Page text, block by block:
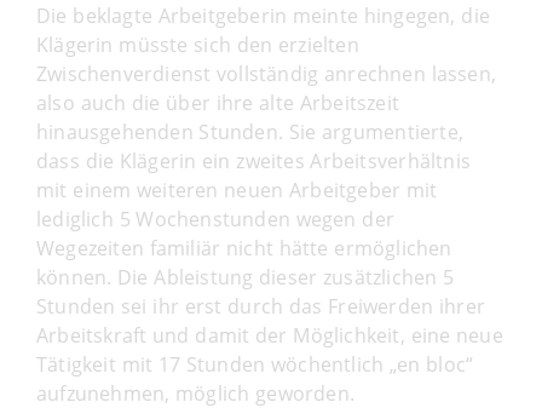
Die beklagte Arbeitgeberin meinte hingegen, die
Klägerin müsste sich den erzielten
Zwischenverdienst vollständig anrechnen lassen,
also auch die über ihre alte Arbeitszeit
hinausgehenden Stunden. Sie argumentierte,
dass die Klägerin ein zweites Arbeitsverhältnis
mit einem weiteren neuen Arbeitgeber mit
lediglich 5 Wochenstunden wegen der
Wegezeiten familiär nicht hätte ermöglichen
können. Die Ableistung dieser zusätzlichen 5
Stunden sei ihr erst durch das Freiwerden ihrer
Arbeitskraft und damit der Möglichkeit, eine neue
Tätigkeit mit 17 Stunden wöchentlich „en bloc“
aufzunehmen, möglich geworden.